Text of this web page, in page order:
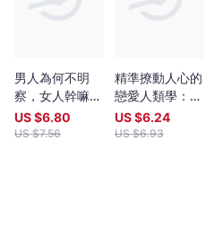
男人為何不明
察，女人幹嘛不
明說： 37條同
理溝通潛規則，
US $6.80
US $7.56
精準撩動人心的
戀愛人類學：
先觀察，後剖
析，多練習，
US $6.24
US $6.93